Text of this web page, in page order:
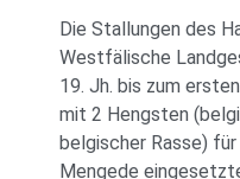
Die Stallungen des
Westfälische
19. Jh. bis zum
mit 2 Hengsten
belgischer Rasse)
Mengede